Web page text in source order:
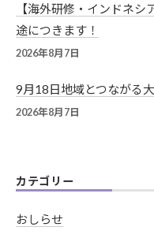
【海外研修・インドネ
途につきます！
2026年8月7日
9月18日地域とつながる
2026年8月7日
カテゴリー
おしらせ